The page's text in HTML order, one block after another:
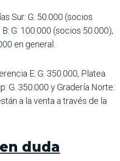
Sur: G. 50.000 (socios
G. 100.000 (socios 50.000),
en general.
E: G. 350.000, Platea
G. 350.000 y Gradería Norte:
a la venta a través de la
duda